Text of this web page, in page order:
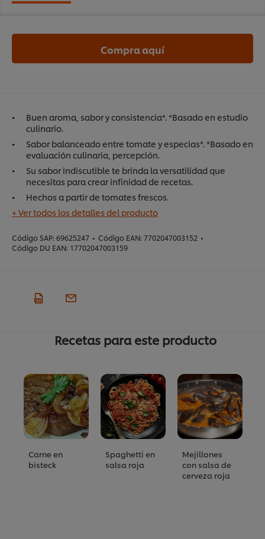
Buen aroma, sabor y consistencia*. *Basado en estudio
culinario.
Sabor balanceado entre tomate y especias*. *Basado en
evaluación culinaria, percepción.
Su sabor indiscutible te brinda la versatilidad que
necesitas para crear infinidad de recetas.
Hechos a partir de tomates frescos.
+ Ver todos los detalles del producto
Código SAP: 69625247 • Código EAN: 7702047003152 •
Código DU EAN: 17702047003159
Compra aquí
Recetas para este producto
Carne en
bisteck
Spaghetti en
salsa roja
Mejillones
con salsa de
cerveza roja